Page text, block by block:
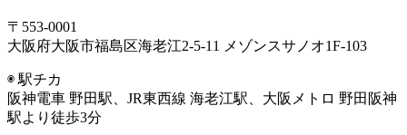
〒553-0001
大阪府大阪市福島区海老江2-5-11 メゾンスサノオ1F-103
◉ 駅チカ
阪神電車 野田駅、JR東西線 海老江駅、大阪メトロ 野田阪神
駅より徒歩3分